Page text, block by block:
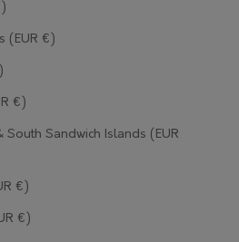
(EUR €)
€)
Sandwich Islands (EUR
€)
€)